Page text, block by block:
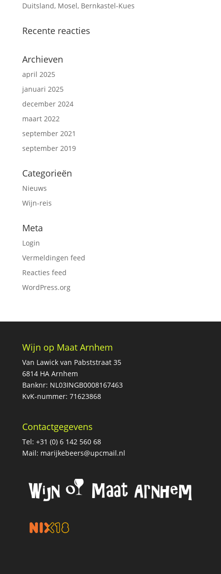
Duitsland, Mosel, Bernkastel-Kues
Recente reacties
Archieven
april 2025
januari 2025
december 2024
maart 2022
september 2021
september 2019
Categorieën
Nieuws
Wijn-reis
Meta
Login
Vermeldingen feed
Reacties feed
WordPress.org
Wijn op Maat Arnhem
Van Lawick van Pabststraat 35
6814 HA Arnhem
Banknr: NL03INGB0008167463
KvK-nummer: 71623868
Contactgegevens
Tel: +31 (0) 6 142 560 68
Mail: marijkebeers@upcmail.nl